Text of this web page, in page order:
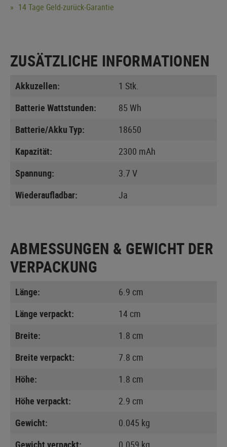
14 Tage Geld-zurück-Garantie
ZUSÄTZLICHE INFORMATIONEN
Akkuzellen:
1 Stk.
Batterie Wattstunden:
85 Wh
Batterie/Akku Typ:
18650
Kapazität:
2300 mAh
Spannung:
3.7 V
Wiederaufladbar:
Ja
ABMESSUNGEN & GEWICHT DER
VERPACKUNG
Länge:
6.9 cm
Länge verpackt:
14 cm
Breite:
1.8 cm
Breite verpackt:
7.8 cm
Höhe:
1.8 cm
Höhe verpackt:
2.9 cm
Gewicht:
0.045 kg
Gewicht verpackt:
0.059 kg